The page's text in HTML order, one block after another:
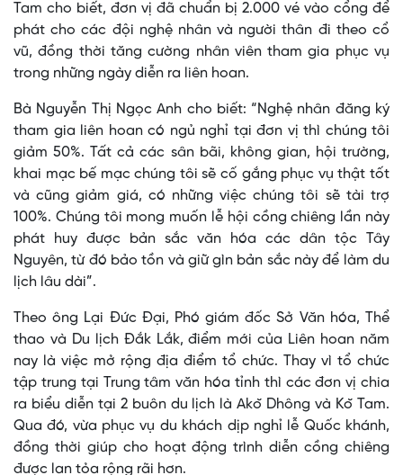
Tam cho biết, đơn vị đã chuẩn bị 2.000 vé vào cổng để
phát cho các đội nghệ nhân và người thân đi theo cổ
vũ, đồng thời tăng cường nhân viên tham gia phục vụ
trong những ngày diễn ra liên hoan.
Bà Nguyễn Thị Ngọc Anh cho biết: “Nghệ nhân đăng ký
tham gia liên hoan có ngủ nghỉ tại đơn vị thì chúng tôi
giảm 50%. Tất cả các sân bãi, không gian, hội trường,
khai mạc bế mạc chúng tôi sẽ cố gắng phục vụ thật tốt
và cũng giảm giá, có những việc chúng tôi sẽ tài trợ
100%. Chúng tôi mong muốn lễ hội cồng chiêng lần này
phát huy được bản sắc văn hóa các dân tộc Tây
Nguyên, từ đó bảo tồn và giữ gìn bản sắc này để làm du
lịch lâu dài”.
Theo ông Lại Đức Đại, Phó giám đốc Sở Văn hóa, Thể
thao và Du lịch Đắk Lắk, điểm mới của Liên hoan năm
nay là việc mở rộng địa điểm tổ chức. Thay vì tổ chức
tập trung tại Trung tâm văn hóa tỉnh thì các đơn vị chia
ra biểu diễn tại 2 buôn du lịch là Akŏ Dhông và Kŏ Tam.
Qua đó, vừa phục vụ du khách dịp nghỉ lễ Quốc khánh,
đồng thời giúp cho hoạt động trình diễn cồng chiêng
được lan tỏa rộng rãi hơn.